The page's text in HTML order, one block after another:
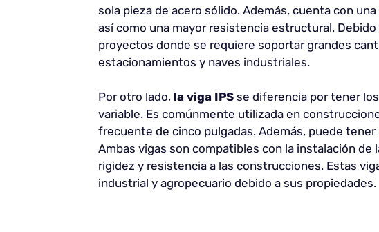
sola pieza de acero sólido. Además, cuenta con
así como una mayor resistencia estructural.
proyectos donde se requiere soportar grandes
estacionamientos y naves industriales.
Por otro lado, la viga IPS se diferencia por tener
variable. Es comúnmente utilizada en
frecuente de cinco pulgadas. Además, puede
Ambas vigas son compatibles con la instalación de
rigidez y resistencia a las construcciones. Estas
industrial y agropecuario debido a sus propiedades.